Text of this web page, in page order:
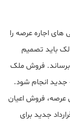
های اجاره عرصه را
باید تصمیم
برساند. فروش ملک
جدید انجام شود.
عرصه، فروش اعیان
جدید برای